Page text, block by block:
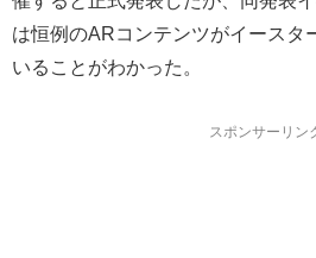
は恒例のARコンテンツがイースタ
いることがわかった。
スポンサーリン